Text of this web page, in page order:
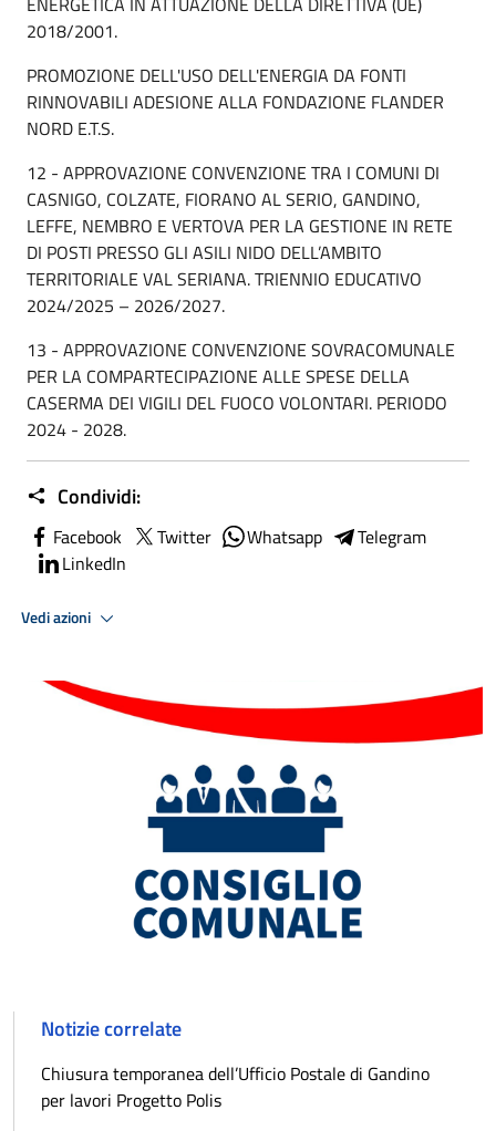
2018/2001.
PROMOZIONE DELL'USO DELL'ENERGIA DA FONTI
RINNOVABILI ADESIONE ALLA FONDAZIONE FLANDER
NORD E.T.S.
12 - APPROVAZIONE CONVENZIONE TRA I COMUNI DI
CASNIGO, COLZATE, FIORANO AL SERIO, GANDINO,
LEFFE, NEMBRO E VERTOVA PER LA GESTIONE IN RETE
DI POSTI PRESSO GLI ASILI NIDO DELL’AMBITO
TERRITORIALE VAL SERIANA. TRIENNIO EDUCATIVO
2024/2025 – 2026/2027.
13 - APPROVAZIONE CONVENZIONE SOVRACOMUNALE
PER LA COMPARTECIPAZIONE ALLE SPESE DELLA
CASERMA DEI VIGILI DEL FUOCO VOLONTARI. PERIODO
2024 - 2028.
Condividi:
Facebook Twitter Whatsapp
Telegram
LinkedIn
Vedi azioni
Notizie correlate
Chiusura temporanea dell’Ufficio Postale di Gandino
per lavori Progetto Polis